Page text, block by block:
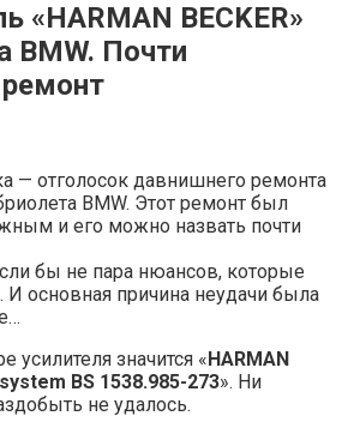
«HARMAN BECKER»
BMW. Почти
— отголосок давнишнего ремонта
BMW. Этот ремонт был
и его можно назвать почти
бы не пара нюансов, которые
И основная причина неудачи была
усилителя значится « HARMAN
BS 1538.985-273». Ни
не удалось.